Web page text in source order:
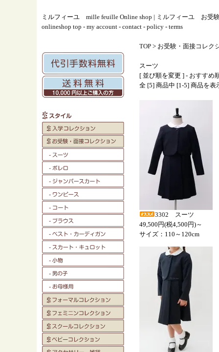
ミルフィーユ mille feuille Online shop | ミルフィーユ お受
onlineshop top - my account - contact - policy - terms
TOP > お受験・面接コレク
スーツ
[ 並び順を変更 ] - おすすめ
全 [5] 商品中 [1-5] 商品を表
3302 スーツ
49,500円(税4,500円)～
サイズ：110～120cm